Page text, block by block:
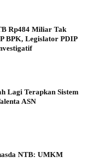
Rp484 Miliar Tak
BPK, Legislator PDIP
Lagi Terapkan Sistem
ASN
NTB: UMKM